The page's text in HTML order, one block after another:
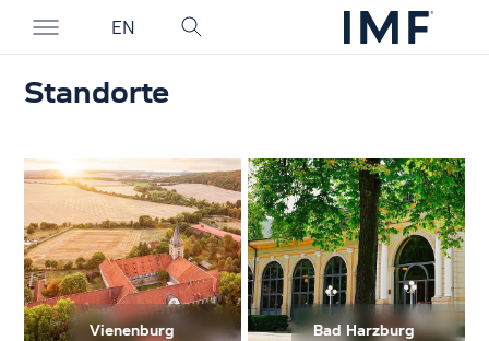
EN
Standorte
Vienenburg Bad Harzburg